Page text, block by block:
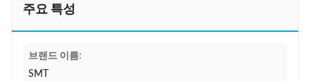
주요 특성
브랜드 이름:
SMT